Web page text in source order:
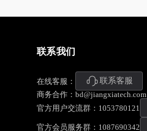
联系我们
在线客服：
联系客服
商务合作：bd@jiangxiatech.com
官方用户交流群：1053780121
官方会员服务群：1087690342